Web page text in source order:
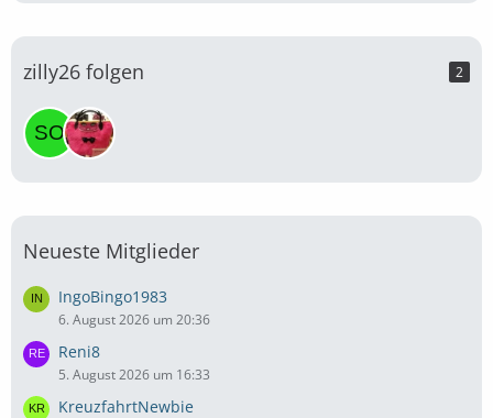
zilly26 folgen 2
Neueste Mitglieder
IngoBingo1983
6. August 2026 um 20:36
Reni8
5. August 2026 um 16:33
KreuzfahrtNewbie